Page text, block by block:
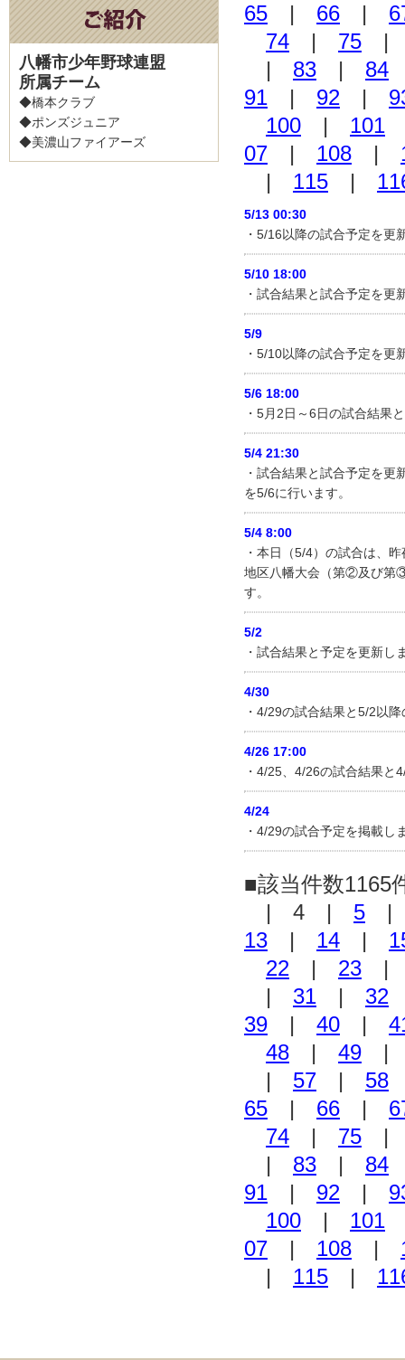
八幡市少年野球連盟
所属チーム
◆橋本クラブ
◆ポンズジュニア
◆美濃山ファイアーズ
65 | 66 |
74 | 75
| 83 | 84
91 | 92 |
100 | 101
07 | 108 |
| 115 |
5/13 00:30
・5/16以降の試合予定を更
5/10 18:00
・試合結果と試合予定を
5/9
・5/10以降の試合予定を更
5/6 18:00
・5月2日～6日の試合結果
5/4 21:30
・試合結果と試合予定を
を5/6に行います。
5/4 8:00
・本日（5/4）の試合は、
地区八幡大会（第②及び第
す。
5/2
・試合結果と予定を更新
4/30
・4/29の試合結果と5/2以
4/26 17:00
・4/25、4/26の試合結果と
4/24
・4/29の試合予定を掲載し
■該当件数
| 4 | 5
13 | 14 |
22 | 23
| 31 | 32
39 | 40 |
48 | 49
| 57 | 58
65 | 66 |
74 | 75
| 83 | 84
91 | 92 |
100 | 101
07 | 108 |
| 115 |